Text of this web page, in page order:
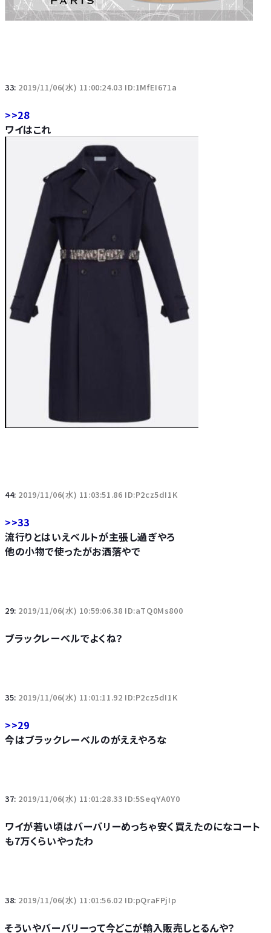
33: 2019/11/06(水) 11:00:24.03 ID:1MfEI671a
>>28
ワイはこれ
44: 2019/11/06(水) 11:03:51.86 ID:P2cz5dI1K
>>33
流行りとはいえベルトが主張し過ぎやろ
他の小物で使ったがお洒落やで
29: 2019/11/06(水) 10:59:06.38 ID:aTQ0Ms800
ブラックレーベルでよくね？
35: 2019/11/06(水) 11:01:11.92 ID:P2cz5dI1K
>>29
今はブラックレーベルのがええやろな
37: 2019/11/06(水) 11:01:28.33 ID:5SeqYA0Y0
ワイが若い頃はバーバリーめっちゃ安く買えたのになコート
も7万くらいやったわ
38: 2019/11/06(水) 11:01:56.02 ID:pQraFPjIp
そういやバーバリーって今どこが輸入販売しとるんや？